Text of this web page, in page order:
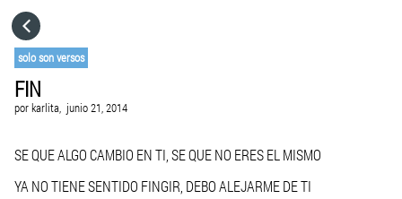
solo son versos
FIN
porkarlita, junio 21, 2014
SE QUE ALGO CAMBIO EN TI, SE QUE NO ERES EL MISMO
YA NO TIENE SENTIDO FINGIR, DEBO ALEJARME DE TI
IR A